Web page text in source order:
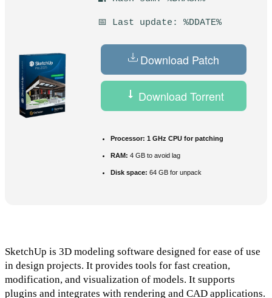
📅 Last update: %DDATE%
Download Patch
Download Torrent
Processor: 1 GHz CPU for patching
RAM: 4 GB to avoid lag
Disk space: 64 GB for unpack
SketchUp is 3D modeling software designed for ease of use
in design projects. It provides tools for fast creation,
modification, and visualization of models. It supports
plugins and integrates with rendering and CAD applications.